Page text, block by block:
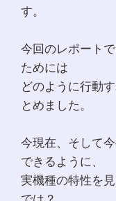
す。
今回のレポート
ためには
どのように行動
とめました。
今現在、そして
できるように、
実機種の特性を